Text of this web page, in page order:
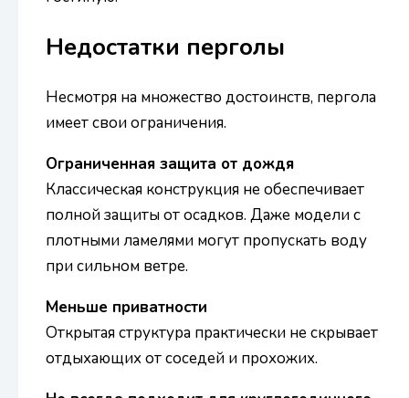
Недостатки перголы
Несмотря на множество достоинств, пергола
имеет свои ограничения.
Ограниченная защита от дождя
Классическая конструкция не обеспечивает
полной защиты от осадков. Даже модели с
плотными ламелями могут пропускать воду
при сильном ветре.
Меньше приватности
Открытая структура практически не скрывает
отдыхающих от соседей и прохожих.